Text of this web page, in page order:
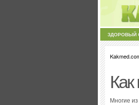
ЗДОРОВЫЙ
Многие